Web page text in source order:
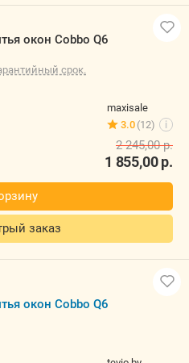
окон Cobbo Q6
срок.
maxisale
3.0 (12) i
1 855,00р.
2 245,00р.
заказ
окон Cobbo Q6